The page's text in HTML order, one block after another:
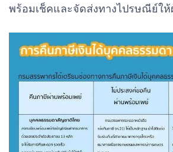
คืนเงิน
ด้วยบัตร
เงินสด e-
Money
กรณีผู้ขอคืนภาษี
มอบอำนาจ ให้ผู้อื่น
ไปดำเนินการ
คืนเข้าบัญชีเงิน
ฝากธนาคาร
พร้อมเช็คและจัดส่งทางไปรษณีย์ใ